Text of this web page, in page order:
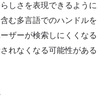
しさを表現できるように
む多言語でのハンドルを
ザーが検索しにくくなる
れなくなる可能性がある